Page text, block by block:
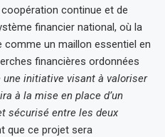
continue et de
financier national, où la
un maillon essentiel en
financières ordonnées
une initiative visant à valoriser
à la mise en place d’un
sécurisé entre les deux
que ce projet sera